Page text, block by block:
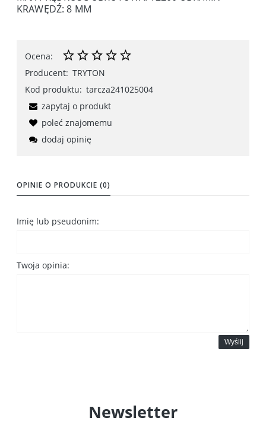
KRAWĘDŹ: 8 MM
Ocena:
Producent: TRYTON
Kod produktu: tarcza241025004
zapytaj o produkt
poleć znajomemu
dodaj opinię
OPINIE O PRODUKCIE (0)
Imię lub pseudonim:
Twoja opinia:
Wyślij
Newsletter